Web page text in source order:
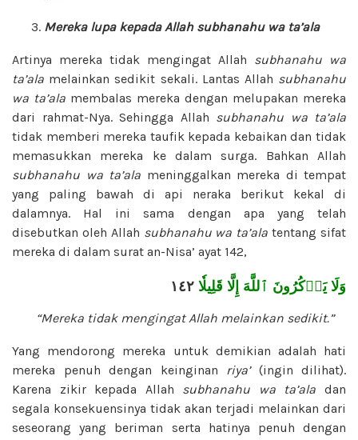
Mereka lupa kepada Allah subhanahu wa ta’ala
Artinya mereka tidak mengingat Allah subhanahu wa
ta’ala melainkan sedikit sekali. Lantas Allah subhanahu
wa ta’ala membalas mereka dengan melupakan mereka
dari rahmat-Nya. Sehingga Allah subhanahu wa ta’ala
tidak memberi mereka taufik kepada kebaikan dan tidak
memasukkan mereka ke dalam surga. Bahkan Allah
subhanahu wa ta’ala meninggalkan mereka di tempat
yang paling bawah di api neraka berikut kekal di
dalamnya. Hal ini sama dengan apa yang telah
disebutkan oleh Allah subhanahu wa ta’ala tentang sifat
mereka di dalam surat an-Nisa’ ayat 142,
وَلَا يَذۡكُرُونَ ٱللَّهَ إِلَّا قَلِيلٗا
“Mereka tidak mengingat Allah melainkan sedikit.”
Yang mendorong mereka untuk demikian adalah hati
mereka penuh dengan keinginan
riya’(ingin dilihat).
Karena zikir kepada Allah subhanahu wa ta’ala dan
segala konsekuensinya tidak akan terjadi melainkan dari
seseorang yang beriman serta hatinya penuh dengan